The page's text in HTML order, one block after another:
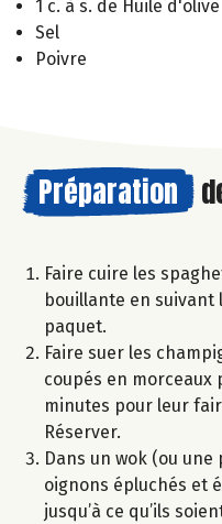
1 c. à s. de Huile d'olive
Sel
Poivre
Préparation
Faire cuire les
bouillante en suivant
paquet.
Faire suer les
coupés en
minutes pour leur
Réserver.
Dans un wok (ou
oignons épluchés et
jusqu’à ce qu’ils